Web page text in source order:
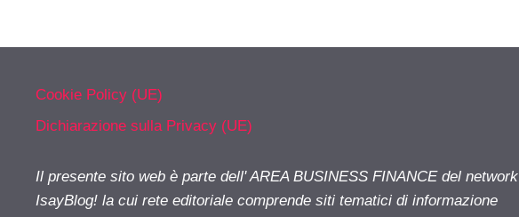
Cookie Policy (UE)
Dichiarazione sulla Privacy (UE)
Il presente sito web è parte dell' AREA BUSINESS FINANCE del network
IsayBlog! la cui rete editoriale comprende siti tematici di informazione